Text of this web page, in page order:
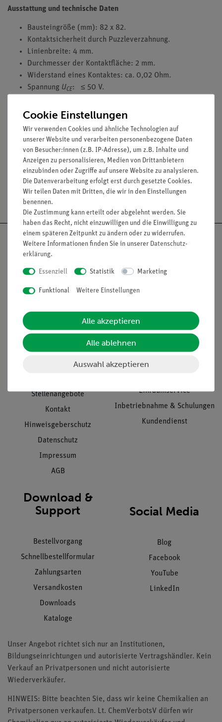
Ausstattung und technische Daten
Bausteingröße (mm): 82 x 82.
Kontaktsicherheit durch Puzzleverzahnung.
Linienbreite: 4 mm.
Durchmesser der Kontaktfläche: 2 mm.
Widerstand eines Kontaktes: ca. 0,02 Ohm.
Spannung UCE: ≤ 50 V.
SpannungUBE
: ≤ 7 V.
R:
Leistung
CE
: ≤ 200 mW.
Wellenlänge: 400...1100 nm.
Versandkostenfrei ab 300,- €
Nach oben
Informationen
Projekte und Lösungen
Stellenangebote
Kontakt
Hinweisgeberschutz
Datenschutz
Impressum
AGB
Service
Übersicht Service
Beratung & Showroom
Einräumservice
Inbetriebnahme & Schulungen
Kundendienst
Download &
Support
Bestellvorgang
Schnellbestellformular
Zahlungsarten
Versandkosten
Downloads
Kataloge
Social Media
Blog
Facebook
YouTube
LinkedIn
Unser Angebot richtet sich nur an Institutionen,
Bildungseinrichtungen und autorisierte Vertragshändler. Kein
Verkauf an Privatpersonen und nicht autorisierte
Wiederverkäufer.
HINWEIS: Bitte beachten Sie, dass wir keine Chemikalien an
Privatpersonen verkaufen. Lt. ChemVerbotsV dürfen wir
Cookie Einstellungen
Wir verwenden Cookies und ähnliche Technologien auf
unserer Website und verarbeiten personenbezogene Daten
von Besucher:innen (z.B. IP-Adresse), um z.B. Inhalte und
Anzeigen zu personalisieren, Medien von Drittanbietern
einzubinden oder Zugriffe auf unsere Website zu analysieren.
Die Datenverarbeitung erfolgt erst durch gesetzte Cookies.
Wir teilen Daten mit Dritten, die wir in den Einstellungen
benennen.
Die Zustimmung kann erteilt oder abgelehnt werden. Sie
haben das Recht, nicht einzuwilligen und die Einwilligung zu
einem späteren Zeitpunkt zu ändern oder zu widerrufen.
Weitere Informationen finden Sie in unserer Daten­schutz­
erklärung.
Essenziell Statistik Marketing
Funktional Weitere Einstellungen
Alle akzeptieren
Alle ablehnen
Auswahl akzeptieren